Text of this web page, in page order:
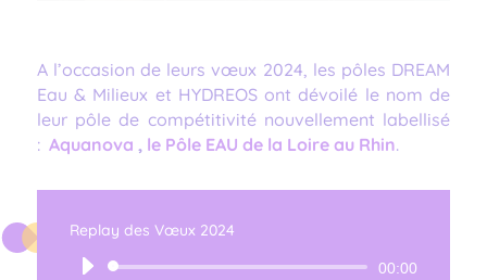
A l’occasion de leurs vœux 2024, les pôles DREAM
Eau & Milieux et HYDREOS ont dévoilé le nom de
leur pôle de compétitivité nouvellement labellisé
: Aquanova , le Pôle EAU de la Loire au Rhin.
Replay des Vœux 2024
Lecteur
00:00